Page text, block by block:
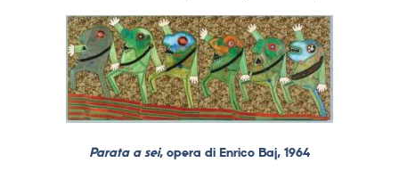
Parata a sei, opera di Enrico Baj, 1964